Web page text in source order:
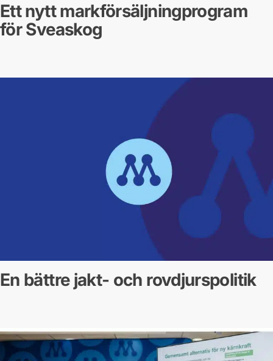
Ett nytt markförsäljningprogram
för Sveaskog
En bättre jakt- och rovdjurspolitik